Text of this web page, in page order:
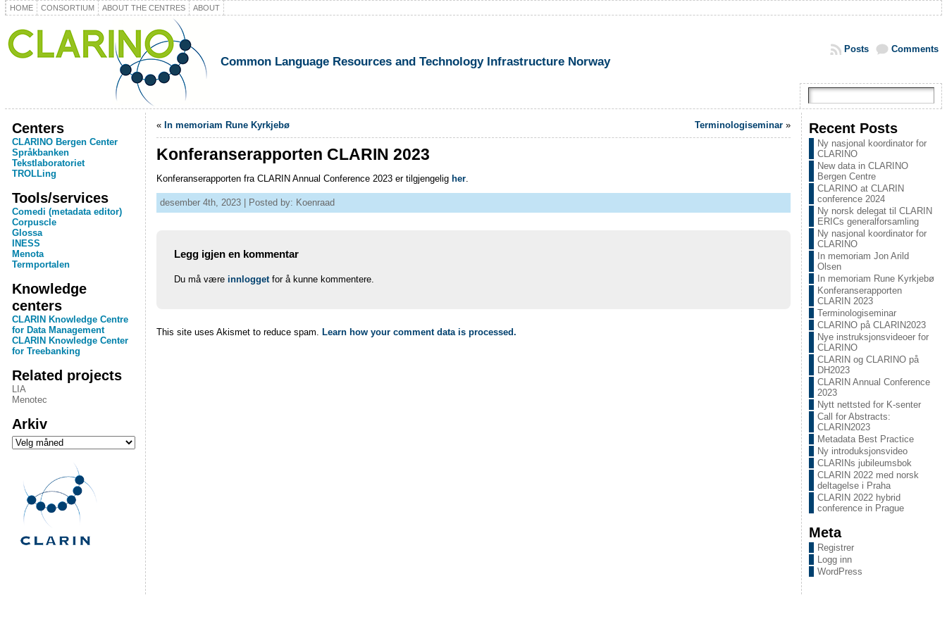
HOME CONSORTIUM ABOUT THE CENTRES ABOUT
Common Language Resources and Technology Infrastructure Norway
Comments
Posts
Centers
CLARINO Bergen Center
Språkbanken
Tekstlaboratoriet
TROLLing
Tools/services
Comedi (metadata editor)
Corpuscle
Glossa
INESS
Menota
Termportalen
Knowledge
centers
CLARIN Knowledge Centre
for Data Management
CLARIN Knowledge Center
for Treebanking
Related projects
LIA
Menotec
Arkiv
Arkiv
« In memoriam Rune Kyrkjebø Terminologiseminar»
Konferanserapporten CLARIN 2023
Konferanserapporten fra CLARIN Annual Conference 2023 er tilgjengelig her.
desember 4th, 2023 | Posted by: Koenraad
Legg igjen en kommentar
Du må være innloggetfor å kunne kommentere.
This site uses Akismet to reduce spam. Learn how your comment data is processed.
Recent Posts
Ny nasjonal koordinator for
CLARINO
New data in CLARINO
Bergen Centre
CLARINO at CLARIN
conference 2024
Ny norsk delegat til CLARIN
ERICs generalforsamling
Ny nasjonal koordinator for
CLARINO
In memoriam Jon Arild
Olsen
In memoriam Rune Kyrkjebø
Konferanserapporten
CLARIN 2023
Terminologiseminar
CLARINO på CLARIN2023
Nye instruksjonsvideoer for
CLARINO
CLARIN og CLARINO på
DH2023
CLARIN Annual Conference
2023
Nytt nettsted for K-senter
Call for Abstracts:
CLARIN2023
Metadata Best Practice
Ny introduksjonsvideo
CLARINs jubileumsbok
CLARIN 2022 med norsk
deltagelse i Praha
CLARIN 2022 hybrid
conference in Prague
Meta
Registrer
Logg inn
WordPress